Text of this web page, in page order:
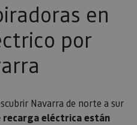
en
por
Navarra de norte a sur
recarga eléctrica están